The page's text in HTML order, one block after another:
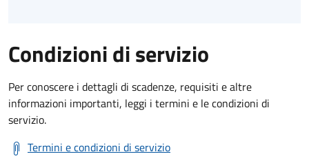
Condizioni di servizio
Per conoscere i dettagli di scadenze, requisiti e altre
informazioni importanti, leggi i termini e le condizioni di
servizio.
Termini e condizioni di servizio